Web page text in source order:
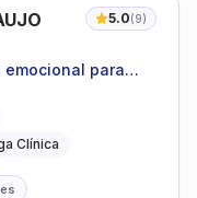
5.0(9)
emocional para
Clínica